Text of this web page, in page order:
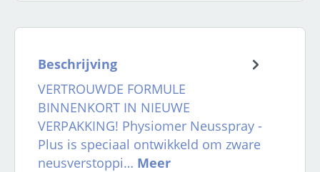
Beschrijving
VERTROUWDE FORMULE
BINNENKORT IN NIEUWE
VERPAKKING! Physiomer Neusspray -
Plus is speciaal ontwikkeld om zware
neusverstoppi… Meer